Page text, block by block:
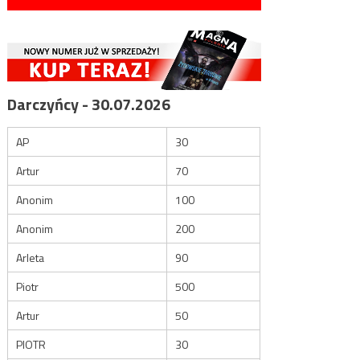
Darczyńcy - 30.07.2026
AP
30
Artur
70
Anonim
100
Anonim
200
Arleta
90
Piotr
500
Artur
50
PIOTR
30